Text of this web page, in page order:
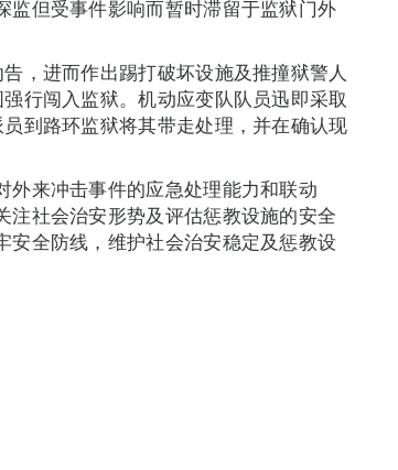
监但受事件影响而暂时滞留于监狱门外
，进而作出踢打破坏设施及推撞狱警人
行闯入监狱。机动应变队队员迅即采取
到路环监狱将其带走处理，并在确认现
外来冲击事件的应急处理能力和联动
社会治安形势及评估惩教设施的安全
安全防线，维护社会治安稳定及惩教设